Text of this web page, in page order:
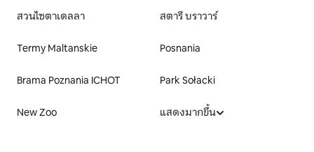
สวนไซตาเดลลา สตารี บราวาร์
Termy Maltanskie Posnania
Brama Poznania ICHOT Park Sołacki
New Zoo แสดงมากขึ้น